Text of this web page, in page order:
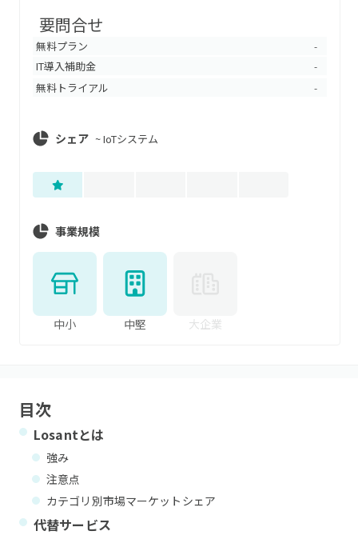
要問合せ
無料プラン -
IT導入補助金 -
無料トライアル -
シェア ~IoTシステム
事業規模
中小 中堅 大企業
目次
Losantとは
強み
注意点
カテゴリ別市場マーケットシェア
代替サービス